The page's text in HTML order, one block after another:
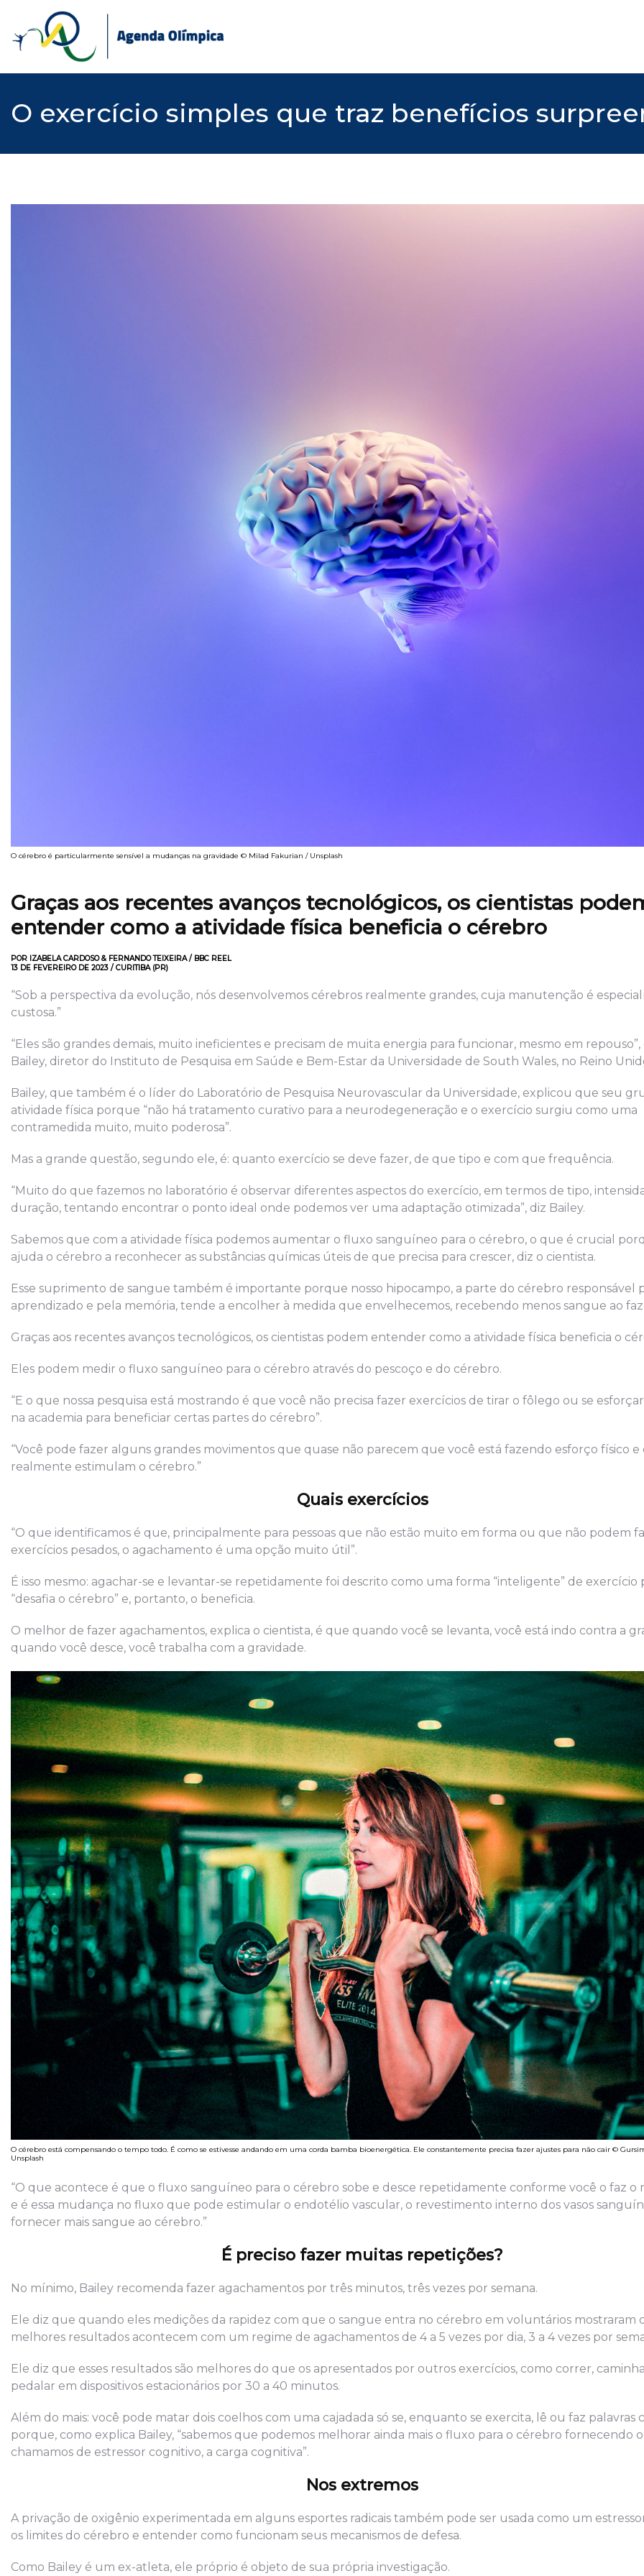
content
O exercício simples que traz benefícios
O cérebro é particularmente sensível a mudanças na gravidade © Milad Fakurian / Unsplash
Graças aos recentes avanços tecnológicos, os cientistas
entender como a atividade física beneficia o cérebro
POR IZABELA CARDOSO & FERNANDO TEIXEIRA / BBC REEL
13 DE FEVEREIRO DE 2023 / CURITIBA (PR)
“Sob a perspectiva da evolução, nós desenvolvemos cérebros realmente grandes, cuja manutenção é
custosa.”
“Eles são grandes demais, muito ineficientes e precisam de muita energia para funcionar, mesmo em repouso”,
Bailey, diretor do Instituto de Pesquisa em Saúde e Bem-Estar da Universidade de South Wales, no Reino
Bailey, que também é o líder do Laboratório de Pesquisa Neurovascular da Universidade, explicou que seu
atividade física porque “não há tratamento curativo para a neurodegeneração e o exercício surgiu como uma
contramedida muito, muito poderosa”.
Mas a grande questão, segundo ele, é: quanto exercício se deve fazer, de que tipo e com que frequência.
“Muito do que fazemos no laboratório é observar diferentes aspectos do exercício, em termos de tipo,
duração, tentando encontrar o ponto ideal onde podemos ver uma adaptação otimizada”, diz Bailey.
Sabemos que com a atividade física podemos aumentar o fluxo sanguíneo para o cérebro, o que é crucial
ajuda o cérebro a reconhecer as substâncias químicas úteis de que precisa para crescer, diz o cientista.
Esse suprimento de sangue também é importante porque nosso hipocampo, a parte do cérebro responsável
aprendizado e pela memória, tende a encolher à medida que envelhecemos, recebendo menos sangue ao
Graças aos recentes avanços tecnológicos, os cientistas podem entender como a atividade física beneficia o
Eles podem medir o fluxo sanguíneo para o cérebro através do pescoço e do cérebro.
“E o que nossa pesquisa está mostrando é que você não precisa fazer exercícios de tirar o fôlego ou se
na academia para beneficiar certas partes do cérebro”.
“Você pode fazer alguns grandes movimentos que quase não parecem que você está fazendo esforço físico e
realmente estimulam o cérebro.”
Quais exercícios
“O que identificamos é que, principalmente para pessoas que não estão muito em forma ou que não podem
exercícios pesados, o agachamento é uma opção muito útil”.
É isso mesmo: agachar-se e levantar-se repetidamente foi descrito como uma forma “inteligente” de exercício
“desafia o cérebro” e, portanto, o beneficia.
O melhor de fazer agachamentos, explica o cientista, é que quando você se levanta, você está indo contra a
quando você desce, você trabalha com a gravidade.
O cérebro está compensando o tempo todo. É como se estivesse andando em uma corda bamba bioenergética. Ele constantemente precisa fazer ajustes para não cair ©
Unsplash
“O que acontece é que o fluxo sanguíneo para o cérebro sobe e desce repetidamente conforme você o faz o
e é essa mudança no fluxo que pode estimular o endotélio vascular, o revestimento interno dos vasos
fornecer mais sangue ao cérebro.”
É preciso fazer muitas repetições?
No mínimo, Bailey recomenda fazer agachamentos por três minutos, três vezes por semana.
Ele diz que quando eles medições da rapidez com que o sangue entra no cérebro em voluntários mostraram
melhores resultados acontecem com um regime de agachamentos de 4 a 5 vezes por dia, 3 a 4 vezes por
Ele diz que esses resultados são melhores do que os apresentados por outros exercícios, como correr,
pedalar em dispositivos estacionários por 30 a 40 minutos.
Além do mais: você pode matar dois coelhos com uma cajadada só se, enquanto se exercita, lê ou faz palavras
porque, como explica Bailey, “sabemos que podemos melhorar ainda mais o fluxo para o cérebro fornecendo
chamamos de estressor cognitivo, a carga cognitiva”.
Nos extremos
A privação de oxigênio experimentada em alguns esportes radicais também pode ser usada como um
os limites do cérebro e entender como funcionam seus mecanismos de defesa.
Como Bailey é um ex-atleta, ele próprio é objeto de sua própria investigação.